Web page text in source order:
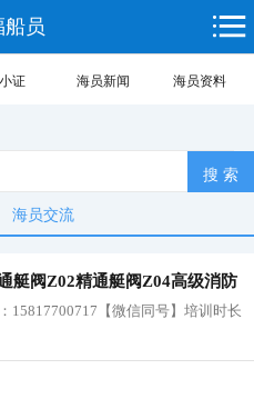
船员
证 海员新闻 海员资料
海员交流
艇阀Z02精通艇阀Z04高级消防
15817700717【微信同号】培训时长